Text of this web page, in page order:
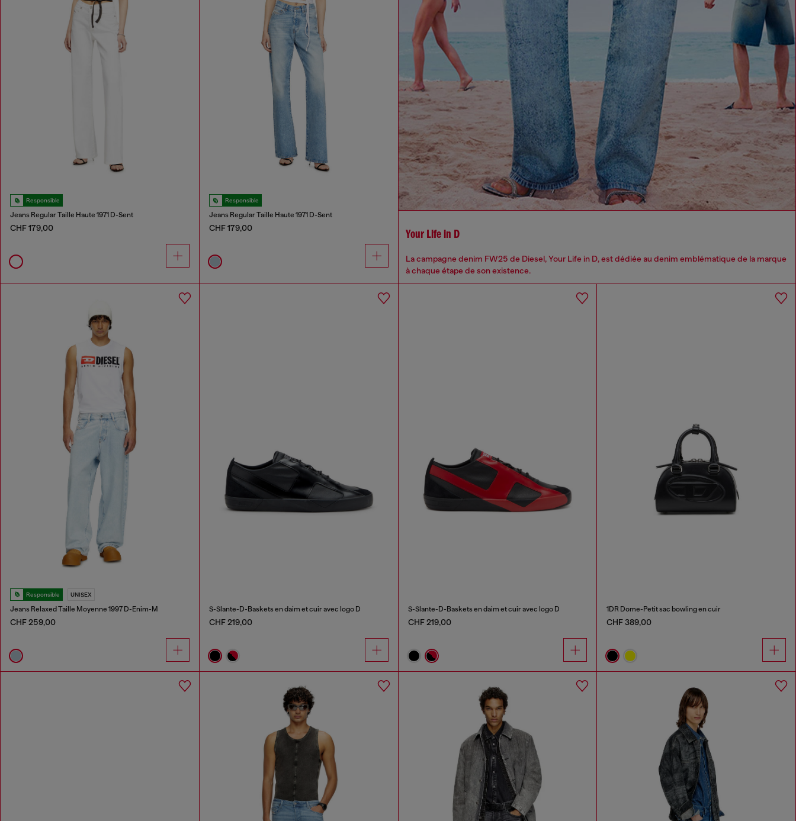
Your Life in D
La campagne denim FW25 de Diesel, Your Life in D, est dédiée au denim emblématique de la marque
à chaque étape de son existence.
Responsible
Jeans Regular Taille Haute 1971 D-Sent
CHF 179,00
Responsible
Jeans Regular Taille Haute 1971 D-Sent
CHF 179,00
Responsible UNISEX
Jeans Relaxed Taille Moyenne 1997 D-Enim-M
CHF 259,00
S-Slante-D-Baskets en daim et cuir avec logo D
CHF 219,00
S-Slante-D-Baskets en daim et cuir avec logo D
CHF 219,00
1DR Dome-Petit sac bowling en cuir
CHF 389,00